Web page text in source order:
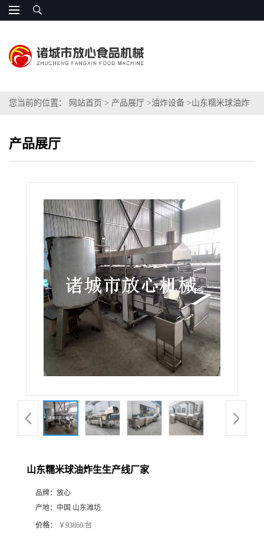
您当前的位置： 网站首页 > 产品展厅 >油炸设备 >山东糯米球油炸
产品展厅
山东糯米球油炸生生产线厂家
品牌： 放心
产地： 中国 山东潍坊
价格： ￥93860/台